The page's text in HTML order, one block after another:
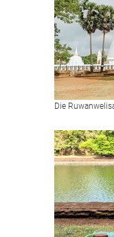
Die